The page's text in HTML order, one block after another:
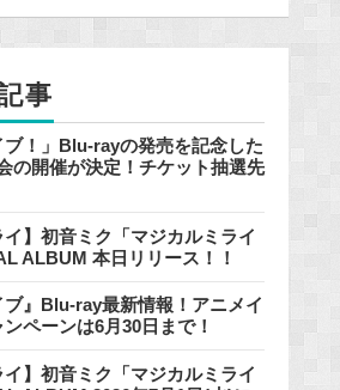
事
ブ！」Blu-rayの発売を記念した
の開催が決定！チケット抽選先
イ】初音ミク「マジカルミライ
ALBUM 本日リリース！！
ブ』Blu-ray最新情報！アニメイ
ンペーンは6月30日まで！
イ】初音ミク「マジカルミライ